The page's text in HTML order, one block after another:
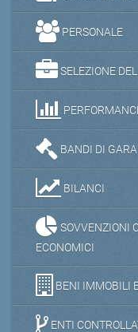
PERSONALE
SELEZIONE
BANDI DI
BILANCI
SOVVENZIONI
ECONOMICI
BENI IMMOBILI
ENTI